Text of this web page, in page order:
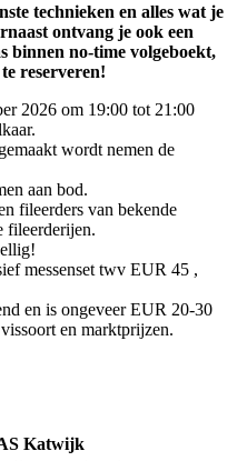
technieken en alles wat je
ontvang je ook een
binnen no-time volgeboekt,
reserveren!
2026 om 19:00 tot 21:00
wordt nemen de
aan bod.
fileerders van bekende
fileerderijen.
messenset twv EUR 45 ,
en is ongeveer EUR 20-30
en marktprijzen.
Katwijk